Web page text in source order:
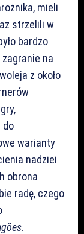
mieli
strzelili w
bardzo
na
z około
do
warianty
nadziei
obrona
radę, czego
.